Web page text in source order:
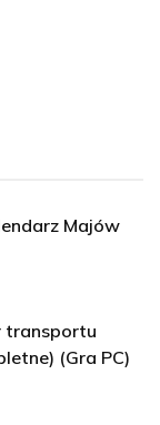
Majów
transportu
(Gra PC)